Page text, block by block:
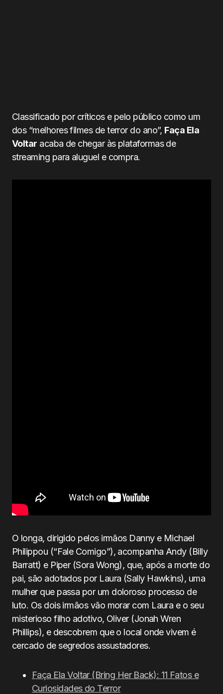
Classificado por críticos e pelo público como um
dos “melhores filmes de terror do ano”, Faça Ela
Voltar acaba de chegar às plataformas de
streaming para aluguel e compra.
O longa, dirigido pelos irmãos Danny e Michael
Philippou (“Fale Comigo”), acompanha Andy (Billy
Barratt) e Piper (Sora Wong), que, após a morte do
pai, são adotados por Laura (Sally Hawkins), uma
mulher que passa por um doloroso processo de
luto. Os dois irmãos vão morar com Laura e o seu
misterioso filho adotivo, Oliver (Jonah Wren
Phillips), e descobrem que o local onde vivem é
cercado de segredos assustadores.
Faça Ela Voltar (Bring Her Back): 11 Fatos e
Curiosidades do Terror